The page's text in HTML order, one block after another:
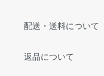
配送・送料について
返品について